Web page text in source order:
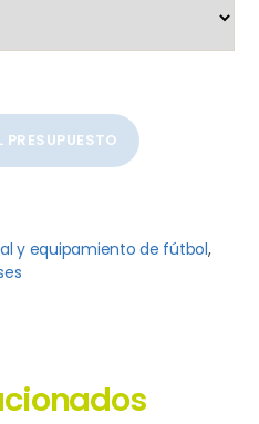
PRESUPUESTO
y equipamiento de fútbol,